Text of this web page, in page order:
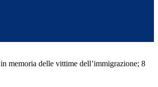
memoria delle vittime dell’immigrazione; 8